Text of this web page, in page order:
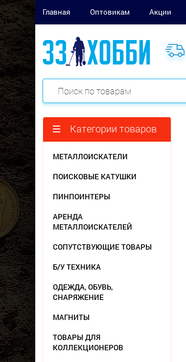
Главная Оптовикам Акции
Категории товаров
МЕТАЛЛОИСКАТЕЛИ
ПОИСКОВЫЕ КАТУШКИ
ПИНПОИНТЕРЫ
АРЕНДА
МЕТАЛЛОИСКАТЕЛЕЙ
СОПУТСТВУЮЩИЕ ТОВАРЫ
Б/У ТЕХНИКА
ОДЕЖДА, ОБУВЬ,
СНАРЯЖЕНИЕ
МАГНИТЫ
ТОВАРЫ ДЛЯ
КОЛЛЕКЦИОНЕРОВ